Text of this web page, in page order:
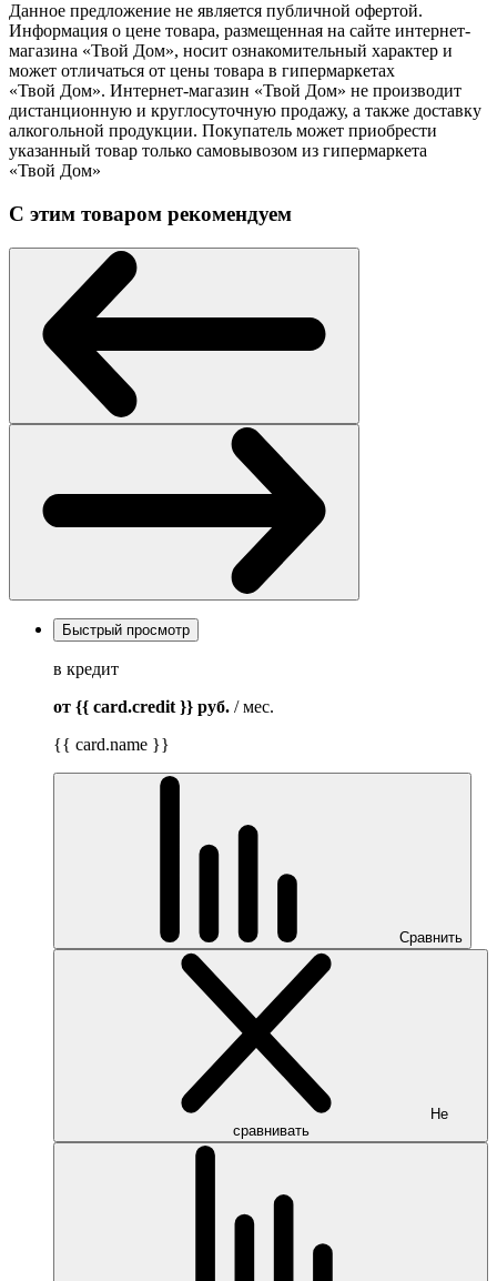
Данное предложение не является публичной офертой.
Информация о цене товара, размещенная на сайте интернет-
магазина «Твой Дом», носит ознакомительный характер и
может отличаться от цены товара в гипермаркетах
«Твой Дом». Интернет-магазин «Твой Дом» не производит
дистанционную и круглосуточную продажу, а также доставку
алкогольной продукции. Покупатель может приобрести
указанный товар только самовывозом из гипермаркета
«Твой Дом»
С этим товаром рекомендуем
Быстрый просмотр
в кредит
от {{ card.credit }} руб. / мес.
{{ card.name }}
Сравнить
Не
сравнивать